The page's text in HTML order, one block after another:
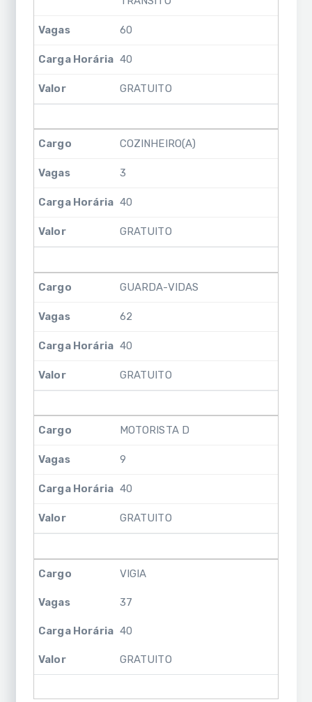
60
40
GRATUITO
COZINHEIRO(A)
3
40
GRATUITO
GUARDA-VIDAS
62
40
GRATUITO
MOTORISTA D
9
40
GRATUITO
VIGIA
37
40
GRATUITO